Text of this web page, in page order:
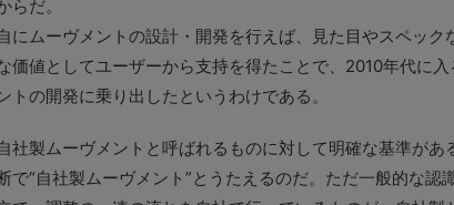
だ。
にムーヴメントの設計・開発を行えば、見た目やスペック
価値としてユーザーから支持を得たことで、2010年代に
トの開発に乗り出したというわけである。
社製ムーヴメントと呼ばれるものに対して明確な基準があ
で“自社製ムーヴメント”とうたえるのだ。ただ一般的な認